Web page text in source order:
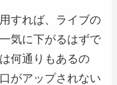
すれば、ライブの
気に下がるはずで
何通りもあるの
がアップされない